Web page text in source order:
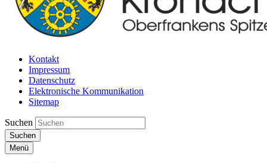
Kontakt
Impressum
Datenschutz
Elektronische Kommunikation
Sitemap
Suchen
Suchen
Menü